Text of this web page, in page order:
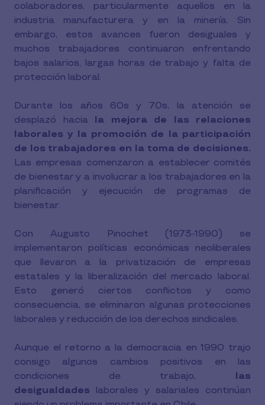
colaboradores, particularmente aquellos en la
industria manufacturera y en la minería. Sin
embargo, estos avances fueron desiguales y
muchos trabajadores continuaron enfrentando
bajos salarios, largas horas de trabajo y falta de
protección laboral.
Durante los años 60s y 70s, la atención se
desplazó haciala mejora de las relaciones
laborales y la promoción de la participación
de los trabajadores en la toma de decisiones.
Las empresas comenzaron a establecer comités
de bienestar y a involucrar a los trabajadores en la
planificación y ejecución de programas de
bienestar.
Con Augusto Pinochet (1973-1990) se
implementaron políticas económicas neoliberales
que llevaron a la privatización de empresas
estatales y la liberalización del mercado laboral.
Esto generó ciertos conflictos y como
consecuencia, se eliminaron algunas protecciones
laborales y reducción de los derechos sindicales.
Aunque el retorno a la democracia en 1990 trajo
consigo algunos cambios positivos en las
condiciones de trabajo, las
desigualdades laborales y salariales continúan